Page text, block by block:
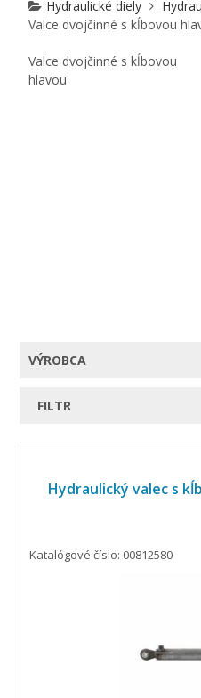
Hydraulické diely
Valce dvojčinné s kĺbovou
Valce dvojčinné s kĺbovou
hlavou
VÝROBCA
FILTR
Hydraulický valec s
Katalógové číslo: 00812580